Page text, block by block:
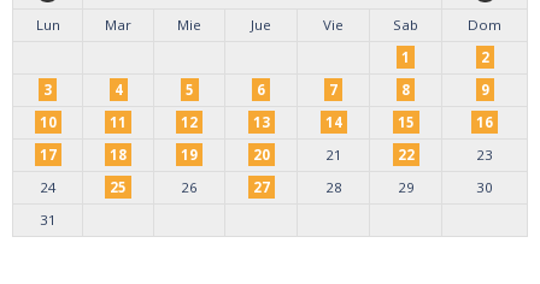
Lun
Mar Mie Jue Vie Sab
Dom
1
2
3
4 5 6 7 8
9
10
11 12 13 14 15
16
17
18 19 20 21 22
23
24
25 26 27 28 29
30
31